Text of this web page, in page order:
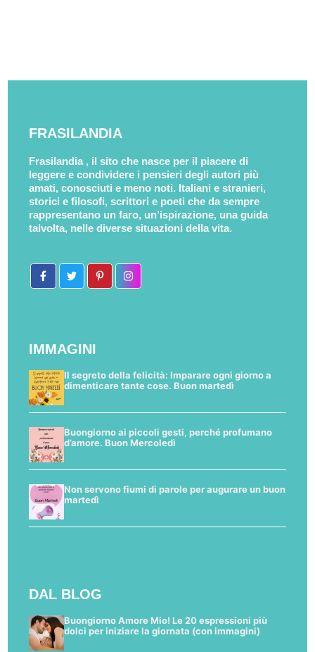
FRASILANDIA
Frasilandia , il sito che nasce per il piacere di
leggere e condividere i pensieri degli autori più
amati, conosciuti e meno noti. Italiani e stranieri,
storici e filosofi, scrittori e poeti che da sempre
rappresentano un faro, un’ispirazione, una guida
talvolta, nelle diverse situazioni della vita.
IMMAGINI
Il segreto della felicità: Imparare ogni giorno a
dimenticare tante cose. Buon martedì
Buongiorno ai piccoli gesti, perché profumano
d’amore. Buon Mercoledì
Non servono fiumi di parole per augurare un buon
martedì
DAL BLOG
Buongiorno Amore Mio! Le 20 espressioni più
dolci per iniziare la giornata (con immagini)